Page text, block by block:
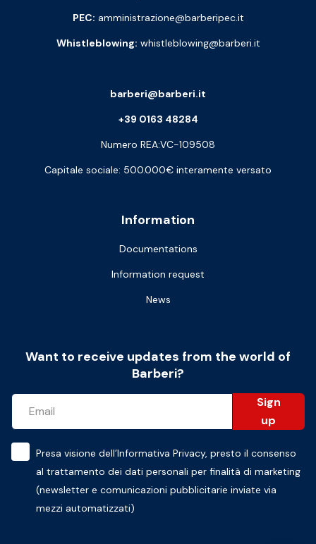
PEC: amministrazione@barberipec.it
Whistleblowing: whistleblowing@barberi.it
Information
Documentations
Information request
News
barberi@barberi.it
+39 0163 48284
Numero REA:VC-109508
Capitale sociale: 500.000€ interamente versato
Want to receive updates from the world of
Barberi?
Sign
up
Presa visione dell’Informativa Privacy, presto il consenso
al trattamento dei dati personali per finalità di marketing
(newsletter e comunicazioni pubblicitarie inviate via
mezzi automatizzati)